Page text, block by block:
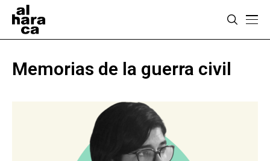
Memorias de la guerra civil